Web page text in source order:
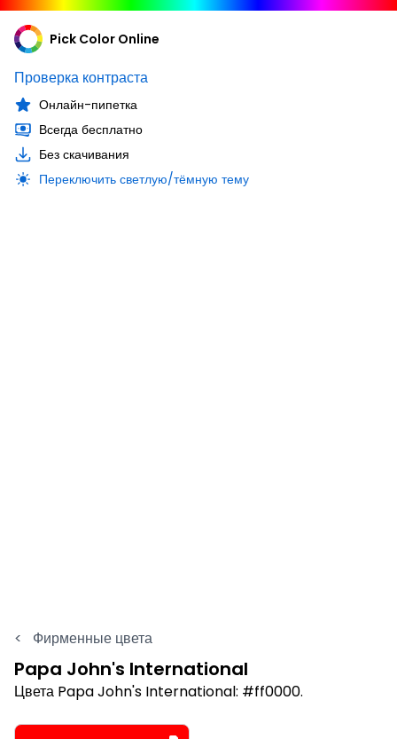
Pick Color Online
Проверка контраста
Онлайн-пипетка
Всегда бесплатно
Без скачивания
Переключить светлую/тёмную тему
< Фирменные цвета
Papa John's International
Цвета Papa John's International: #ff0000.